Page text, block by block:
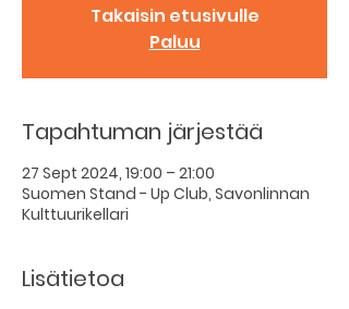
Takaisin etusivulle
Paluu
Tapahtuman järjestää
27 Sept 2024, 19:00 – 21:00
Suomen Stand - Up Club, Savonlinnan
Kulttuurikellari
Lisätietoa